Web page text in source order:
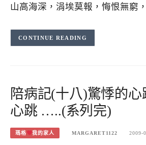
山高海深，涓埃莫報，悔恨無窮
CONTINUE READING
陪病記(十八)驚悸的
心跳 …..(系列完)
瑪格 我的家人 MARGARET1122 2009-